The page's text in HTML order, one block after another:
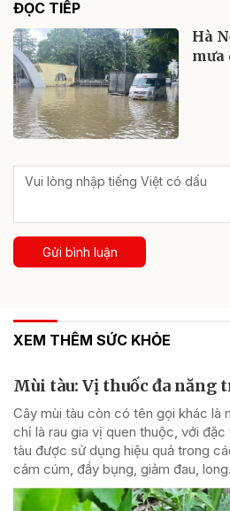
ĐỌC TIẾP
Hà
mưa
Gửi bình luận
XEM THÊM SỨC KHỎE
Mùi tàu: Vị thuốc đa năng
Cây mùi tàu còn có tên gọi khác là
chỉ là rau gia vị quen thuộc, với đặc
tàu được sử dụng hiệu quả trong
cảm cúm, đầy bụng, giảm đau,